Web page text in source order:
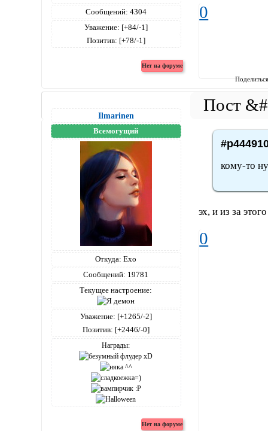
Сообщений: 4304
Уважение: [+84/-1]
Позитив: [+78/-1]
0
Ilmarinen
Всемогущий
Откуда: Ехо
Сообщений: 19781
Текущее настроение:
Уважение: [+1265/-2]
Позитив: [+2446/-0]
Награды:
кому-то
эх, и из за
0